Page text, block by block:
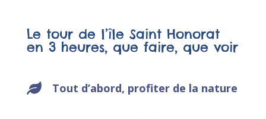
Le tour de l’île Saint Honorat
en 3 heures, que faire, que voir
Tout d’abord, profiter de la nature